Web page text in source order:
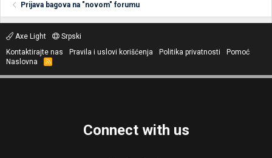
Prijava bagova na "novom" forumu
Axe Light
Srpski
Kontaktirajte nas
Pravila i uslovi korišćenja Politika privatnosti
Pomoć
Naslovna
R
S
Connect with us